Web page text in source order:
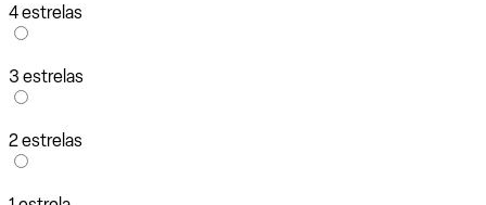
4 estrelas
3 estrelas
2 estrelas